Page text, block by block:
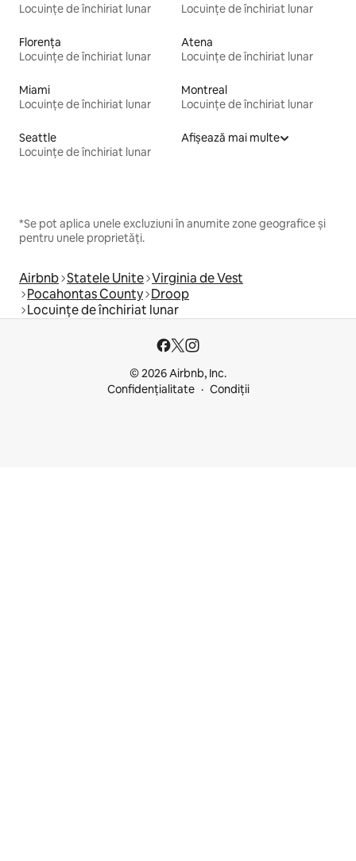
Locuințe de închiriat lunar
Locuințe de închiriat lunar
Florența
Locuințe de închiriat lunar
Atena
Locuințe de închiriat lunar
Miami
Locuințe de închiriat lunar
Montreal
Locuințe de închiriat lunar
Seattle
Locuințe de închiriat lunar
Afișează mai multe
*Se pot aplica unele excluziuni în anumite zone geografice și
pentru unele proprietăți.
Airbnb Statele Unite Virginia de Vest
Pocahontas County Droop
Locuințe de închiriat lunar
© 2026 Airbnb, Inc.
Confidențialitate
Condiții